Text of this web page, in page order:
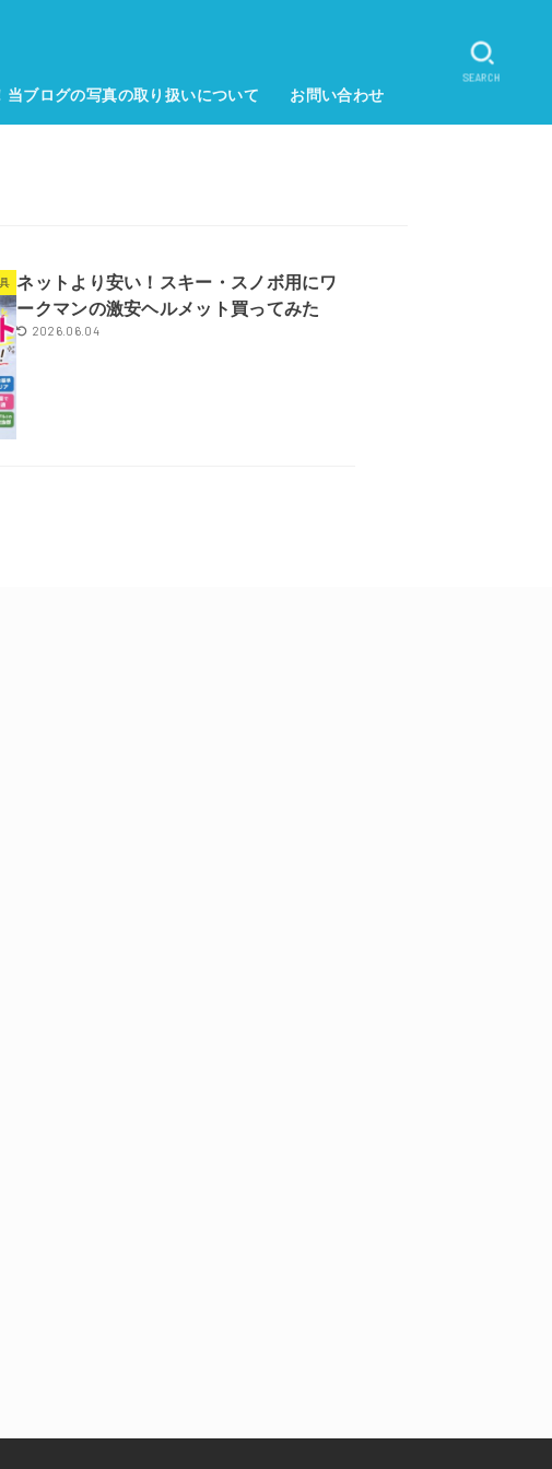
当ブログの写真の取り扱いについて お問い合わせ
SEARCH
ネットより安い！スキー・スノボ用にワ
ークマンの激安ヘルメット買ってみた
2026.06.04